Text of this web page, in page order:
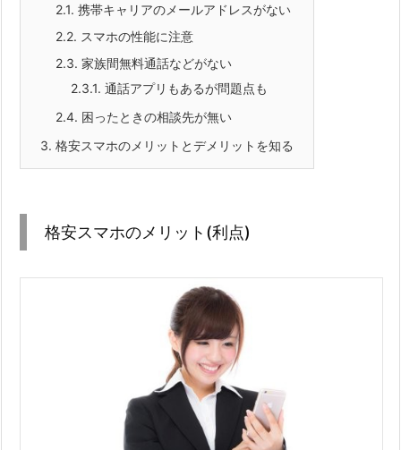
2.1. 携帯キャリアのメールアドレスがない
2.2. スマホの性能に注意
2.3. 家族間無料通話などがない
2.3.1. 通話アプリもあるが問題点も
2.4. 困ったときの相談先が無い
3. 格安スマホのメリットとデメリットを知る
格安スマホのメリット(利点)